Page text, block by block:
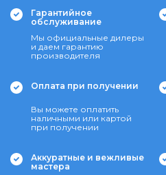
Гарантийное
обслуживание
Мы официальные дилеры
и даем гарантию
производителя
Оплата при получении
Вы можете оплатить
наличными или картой
при получении
Аккуратные и вежливые
мастера